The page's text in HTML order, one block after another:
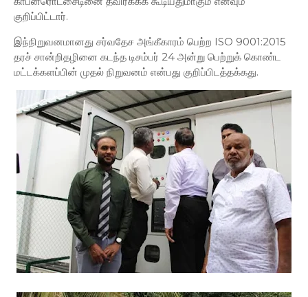
குறிப்பிட்டார்.
இந்நிறுவனமானது சர்வதேச அங்கீகாரம் பெற்ற ISO 9001:2015
தரச் சான்றிதழினை கடந்த டிசம்பர் 24 அன்று பெற்றுக் கொண்ட
மட்டக்களப்பின் முதல் நிறுவனம் என்பது குறிப்பிடத்தக்கது.